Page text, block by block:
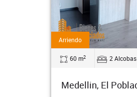
Arriendo
18 m2 0 Alcobas
Medellín, Centro